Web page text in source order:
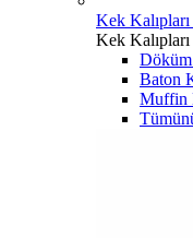
Kek Kalıpları
Kek Kalıpları
Döküm
Baton
Muffin